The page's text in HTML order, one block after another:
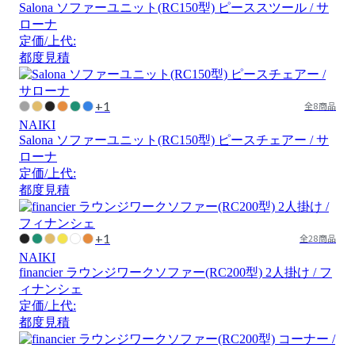
Salona ソファーユニット(RC150型) ピーススツール / サ
ローナ
定価/上代:
都度見積
+1 全8商品
NAIKI
Salona ソファーユニット(RC150型) ピースチェアー / サ
ローナ
定価/上代:
都度見積
+1 全28商品
NAIKI
financier ラウンジワークソファー(RC200型) 2人掛け / フ
ィナンシェ
定価/上代:
都度見積